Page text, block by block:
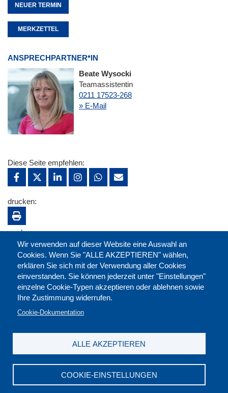
NEUER TERMIN
MERKZETTEL
ANSPRECHPARTNER*IN
Beate Wysocki
Teamassistentin
0211 17523-268
» E-Mail
Wir verwenden auf dieser Website eine Auswahl an
Cookies. Wenn Sie "ALLE AKZEPTIEREN" wählen,
erklären Sie sich mit der Verwendung aller Cookies
einverstanden. Sie können jederzeit unter "Einstellungen"
einzelne Cookie-Typen akzeptieren oder ablehnen sowie
Ihre Zustimmung widerrufen.
Cookie-Dokumentation
COOKIE-EINSTELLUNGEN
ALLE AKZEPTIEREN
Diese Seite empfehlen:
drucken:
merken:
DGB-Bildungswerk NRW e.V. © 2026